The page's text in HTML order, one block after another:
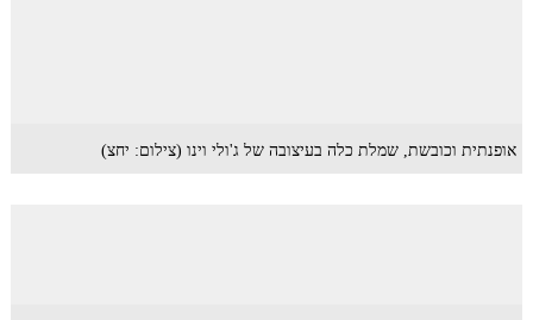
אופנתית וכובשת, שמלת כלה בעיצובה של ג'ולי וינו (צילום: יחצ)